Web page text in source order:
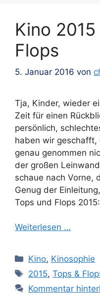
Kino
Flops
5. Januar 2016 von
Tja, Kinder, wieder
Zeit für einen
persönlich,
haben wir
genau genommen
der großen
schaue nach Vorne,
Genug der
Tops und Flops 2015:
Weiterlesen …
Kategorien
Kino, Kinosophie
Schlagwörter
2015,Tops &
Kommentar